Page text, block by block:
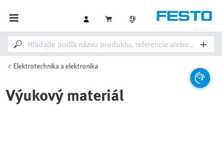
Elektrotechnika a elektronika
Výukový materiál